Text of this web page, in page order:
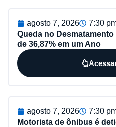
agosto 7, 2026
7:30
Queda no
de 36,87% em um Ano
agosto 7, 2026
7:30
Motorista de ônibus é